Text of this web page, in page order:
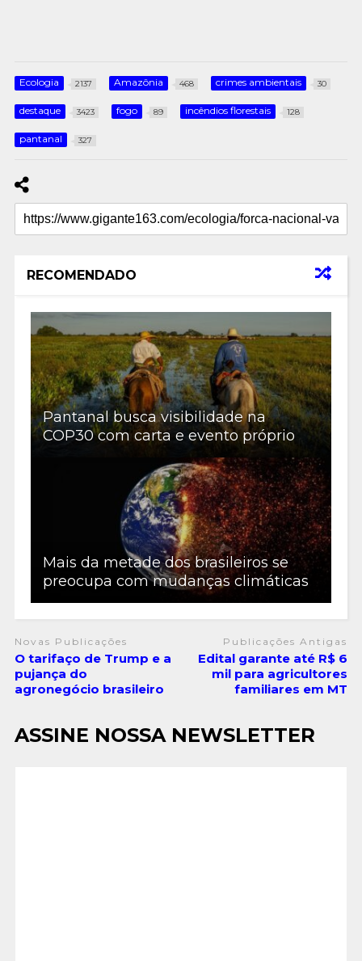
Ecologia 2137 Amazônia 468 crimes ambientais 30
destaque 3423 fogo 89 incêndios florestais 128
pantanal 327
RECOMENDADO
Pantanal busca visibilidade na
COP30 com carta e evento próprio
Mais da metade dos brasileiros se
preocupa com mudanças climáticas
Novas Publicações
O tarifaço de Trump e a
pujança do
agronegócio brasileiro
Publicações Antigas
Edital garante até R$ 6
mil para agricultores
familiares em MT
ASSINE NOSSA NEWSLETTER